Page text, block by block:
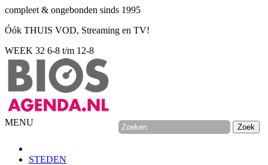
compleet & ongebonden sinds 1995
Óók THUIS VOD, Streaming en TV!
WEEK 32 6-8 t/m 12-8
MENU
STEDEN